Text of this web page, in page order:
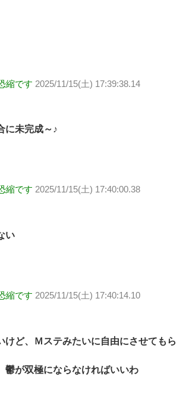
縮です 2025/11/15(土) 17:39:38.14
に未完成～♪
縮です 2025/11/15(土) 17:40:00.38
い
縮です 2025/11/15(土) 17:40:14.10
けど、Ｍステみたいに自由にさせてもら
鬱が双極にならなければいいわ